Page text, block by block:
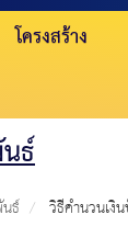
โครงสร้าง
ธ์
ธ์ วิธีคำนวนเงิ